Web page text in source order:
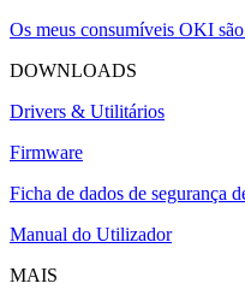
Os meus consumíveis OKI
DOWNLOADS
Drivers & Utilitários
Firmware
Ficha de dados de segurança
Manual do Utilizador
MAIS